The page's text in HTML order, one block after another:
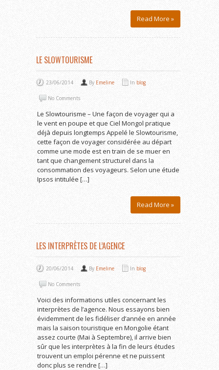
Read More »
LE SLOWTOURISME
23/06/2014 By Emeline In blog
No Comments
Le Slowtourisme – Une façon de voyager qui a
le vent en poupe et que Ciel Mongol pratique
déjà depuis longtemps Appelé le Slowtourisme,
cette façon de voyager considérée au départ
comme une mode est en train de se muer en
tant que changement structurel dans la
consommation des voyageurs. Selon une étude
Ipsos intitulée […]
Read More »
LES INTERPRÈTES DE L’AGENCE
20/06/2014 By Emeline In blog
No Comments
Voici des informations utiles concernant les
interprètes de l’agence. Nous essayons bien
évidemment de les fidéliser d’année en année
mais la saison touristique en Mongolie étant
assez courte (Mai à Septembre), il arrive bien
sûr que les interprètes à la fin de leurs études
trouvent un emploi pérenne et ne puissent
donc plus se rendre […]